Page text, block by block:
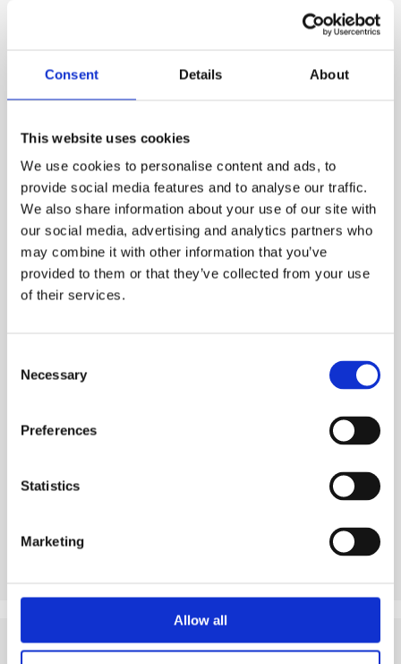
Consent Details About
This website uses cookies
We use cookies to personalise content and ads, to
provide social media features and to analyse our traffic.
We also share information about your use of our site with
our social media, advertising and analytics partners who
may combine it with other information that you’ve
provided to them or that they’ve collected from your use
of their services.
Selection
Necessary
Preferences
Statistics
Marketing
Allow all